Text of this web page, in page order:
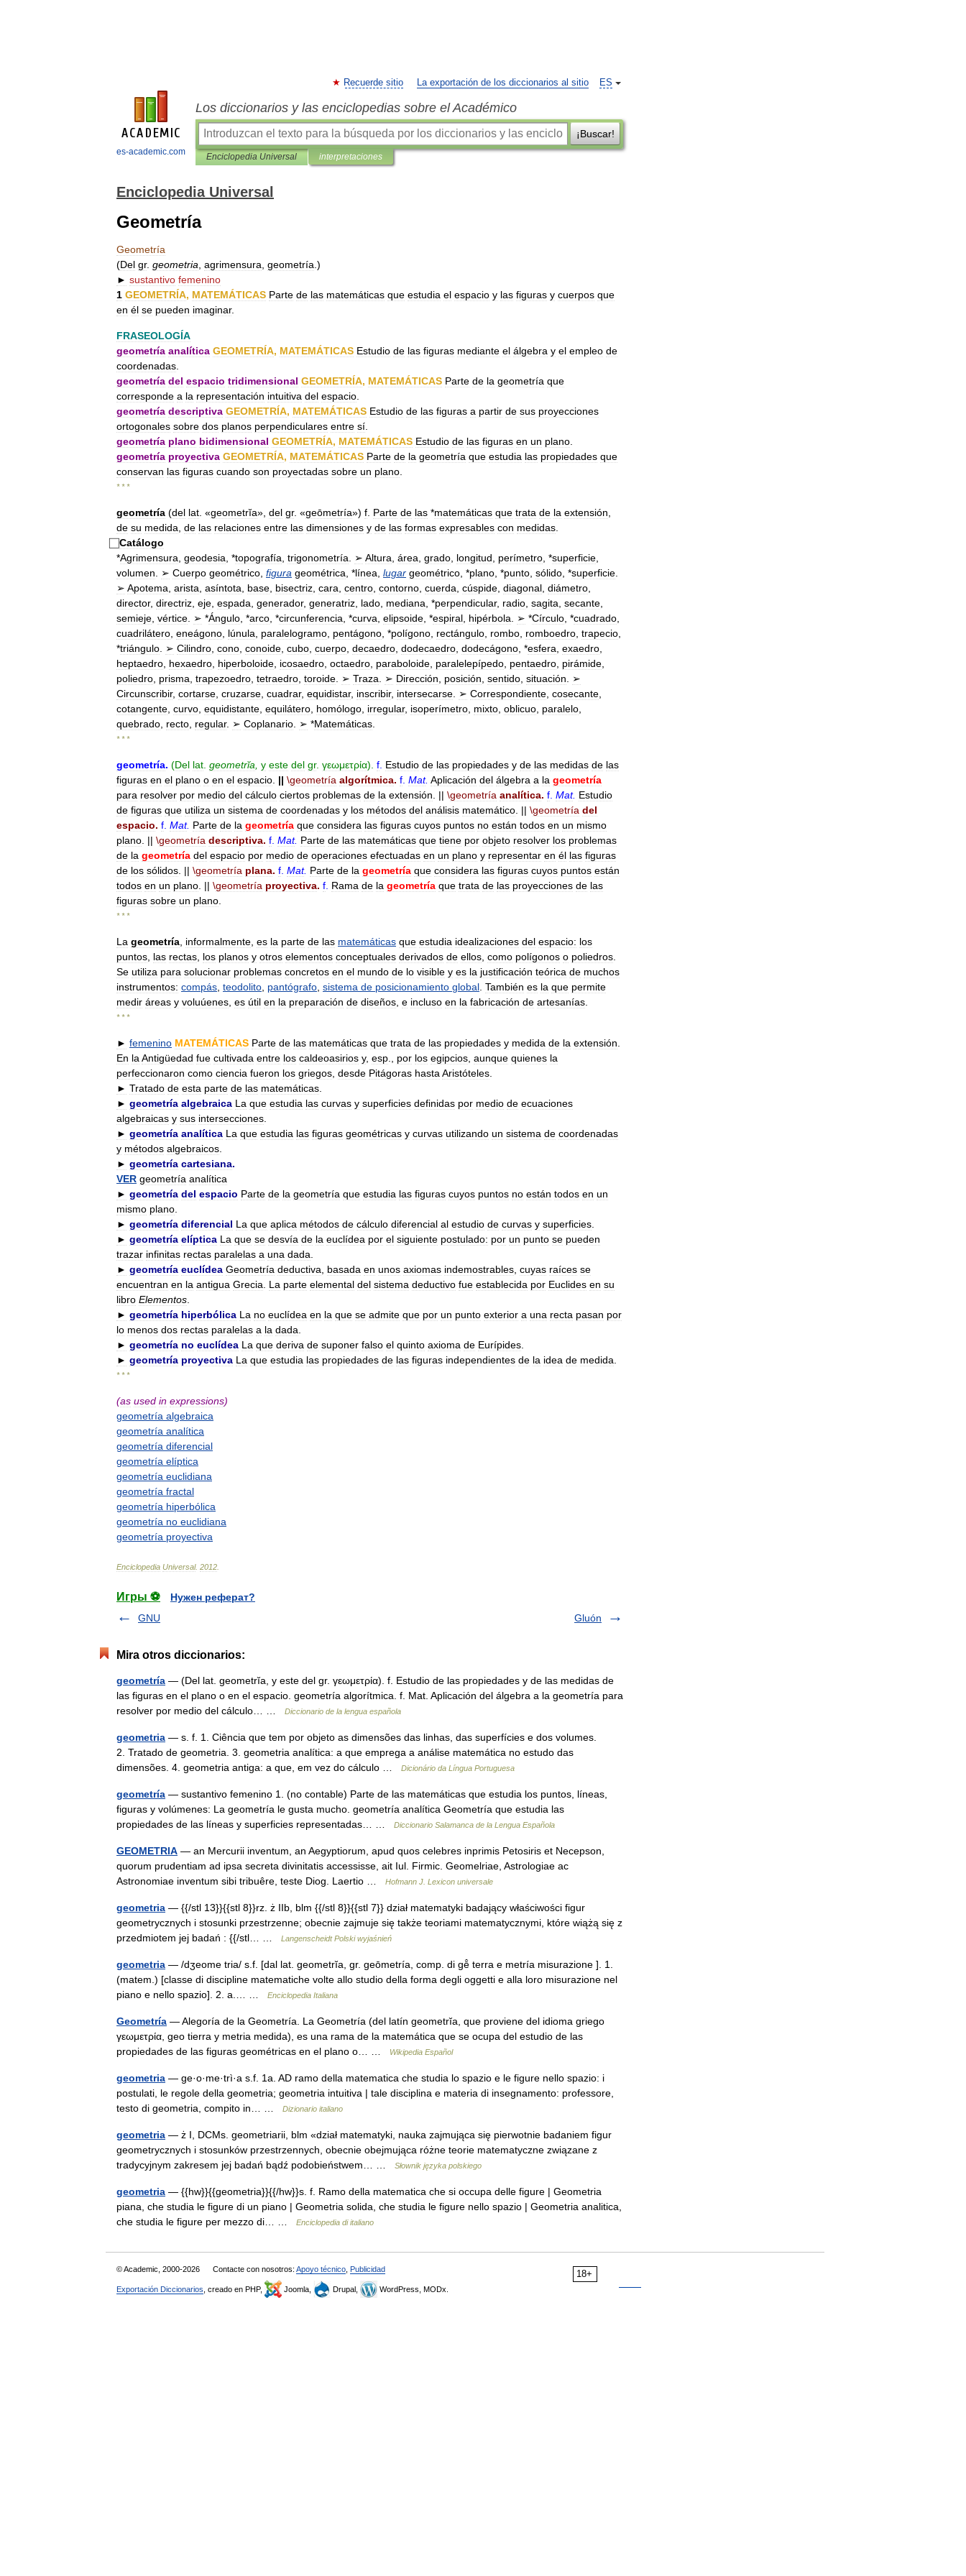
es-academic.com
ES
Recuerde sitio La exportación de los diccionarios al sitio
Los diccionarios y las enciclopedias sobre el Académico
¡Buscar!
Enciclopedia Universal interpretaciones
Enciclopedia Universal
Geometría
Geometría
(Del gr. geometria agrimensura geometría .)
► sustantivo femenino
1 GEOMETRÍA, MATEMÁTICAS Parte de las matemáticas que estudia el espacio y las figuras y cuerpos que
en él se pueden imaginar.
FRASEOLOGÍA
geometría analítica GEOMETRÍA, MATEMÁTICAS Estudio de las figuras mediante el álgebra y el empleo de
coordenadas
geometría del espacio tridimensional GEOMETRÍA, MATEMÁTICAS Parte de la geometría que
corresponde a la representación intuitiva del espacio
geometría descriptiva GEOMETRÍA, MATEMÁTICAS Estudio de las figuras a partir de sus proyecciones
ortogonales sobre dos planos perpendiculares entre sí
geometría plano bidimensional GEOMETRÍA, MATEMÁTICAS Estudio de las figuras en un plano
geometría proyectiva GEOMETRÍA, MATEMÁTICAS Parte de la geometría que estudia las propiedades que
conservan las figuras cuando son proyectadas sobre un plano
* * *
geometría (del lat . «geometrĭa», del gr. «geōmetría») f Parte de las *matemáticas que trata de la extensión
de su medida de las relaciones entre las dimensiones y de las formas expresables con medidas
Catálogo
*Agrimensura geodesia , *topografía trigonometría ➢ Altura área grado longitud perímetro , *superficie
volumen
➢ Cuerpo geométrico figura geométrica , *línea lugar geométrico , *plano , *punto sólido , *superficie
➢ Apotema arista asíntota base bisectriz cara centro contorno cuerda cúspide diagonal diámetro
director, directriz eje espada generador, generatriz lado mediana , *perpendicular, radio sagita secante
semieje vértice ➢ *Ángulo , *arco , *circunferencia , *curva elipsoide , *espiral hipérbola ➢ *Círculo , *cuadrado
cuadrilátero eneágono lúnula paralelogramo pentágono , *polígono rectángulo rombo romboedro trapecio
*triángulo ➢ Cilindro cono conoide cubo cuerpo decaedro dodecaedro dodecágono , *esfera exaedro
heptaedro hexaedro hiperboloide icosaedro octaedro paraboloide paralelepípedo pentaedro pirámide
poliedro prisma trapezoedro tetraedro toroide ➢ Traza ➢ Dirección posición sentido situación
➢
Circunscribir, cortarse cruzarse cuadrar, equidistar, inscribir, intersecarse ➢ Correspondiente cosecante
cotangente curvo equidistante equilátero homólogo irregular, isoperímetro mixto oblicuo paralelo
quebrado recto regular. ➢ Coplanario ➢ *Matemáticas
* * *
geometría. (Del lat geometrĭa y este del gr. γεωμετρία). f Estudio de las propiedades y de las medidas de las
figuras en el plano o en el espacio || \geometría algorítmica. f Mat. Aplicación del álgebra a la geometría
para resolver por medio del cálculo ciertos problemas de la extensión . || \geometría analítica. f Mat. Estudio
de figuras que utiliza un sistema de coordenadas y los métodos del análisis matemático . || \geometría del
espacio. f Mat. Parte de la geometría que considera las figuras cuyos puntos no están todos en un mismo
plano . || \geometría descriptiva. f Mat. Parte de las matemáticas que tiene por objeto resolver los problemas
de la geometría del espacio por medio de operaciones efectuadas en un plano y representar en él las figuras
de los sólidos . || \geometría plana. f Mat. Parte de la geometría que considera las figuras cuyos puntos están
todos en un plano . || \geometría proyectiva. f Rama de la geometría que trata de las proyecciones de las
figuras sobre un plano
* * *
La geometría informalmente es la parte de las matemáticas que estudia idealizaciones del espacio: los
puntos las rectas los planos y otros elementos conceptuales derivados de ellos como polígonos o poliedros
Se utiliza para solucionar problemas concretos en el mundo de lo visible y es la justificación teórica de muchos
instrumentos: compás teodolito pantógrafo sistema de posicionamiento global También es la que permite
medir áreas y voluúenes es útil en la preparación de diseños e incluso en la fabricación de artesanías
* * *
► femenino MATEMÁTICAS Parte de las matemáticas que trata de las propiedades y medida de la extensión
En la Antigüedad fue cultivada entre los caldeoasirios y, esp por los egipcios aunque quienes la
perfeccionaron como ciencia fueron los griegos desde Pitágoras hasta Aristóteles
► Tratado de esta parte de las matemáticas
► geometría algebraica La que estudia las curvas y superficies definidas por medio de ecuaciones
algebraicas y sus intersecciones
► geometría analítica La que estudia las figuras geométricas y curvas utilizando un sistema de coordenadas
y métodos algebraicos
► geometría cartesiana.
VER geometría analítica
► geometría del espacio Parte de la geometría que estudia las figuras cuyos puntos no están todos en un
mismo plano
► geometría diferencial La que aplica métodos de cálculo diferencial al estudio de curvas y superficies
► geometría elíptica La que se desvía de la euclídea por el siguiente postulado: por un punto se pueden
trazar infinitas rectas paralelas a una dada
► geometría euclídea Geometría deductiva basada en unos axiomas indemostrables cuyas raíces se
encuentran en la antigua Grecia La parte elemental del sistema deductivo fue establecida por Euclides en su
libro Elementos
► geometría hiperbólica La no euclídea en la que se admite que por un punto exterior a una recta pasan por
lo menos dos rectas paralelas a la dada
► geometría no euclídea La que deriva de suponer falso el quinto axioma de Eurípides
► geometría proyectiva La que estudia las propiedades de las figuras independientes de la idea de medida
* * *
(as used in expressions)
geometría algebraica
geometría analítica
geometría diferencial
geometría elíptica
geometría euclidiana
geometría fractal
geometría hiperbólica
geometría no euclidiana
geometría proyectiva
Enciclopedia Universal. 2012
Игры ⚽
Нужен реферат?
GNU
Gluón
Mira otros diccionarios:
geometría — (Del lat. geometrĭa, y este del gr. γεωμετρία). f. Estudio de las propiedades y de las medidas de
las figuras en el plano o en el espacio. geometría algorítmica. f. Mat. Aplicación del álgebra a la geometría para
resolver por medio del cálculo… …
Diccionario de la lengua española
geometria — s. f. 1. Ciência que tem por objeto as dimensões das linhas, das superfícies e dos volumes.
2. Tratado de geometria. 3. geometria analítica: a que emprega a análise matemática no estudo das
dimensões. 4. geometria antiga: a que, em vez do cálculo …
Dicionário da Língua Portuguesa
geometría — sustantivo femenino 1. (no contable) Parte de las matemáticas que estudia los puntos, líneas,
figuras y volúmenes: La geometría le gusta mucho. geometría analítica Geometría que estudia las
propiedades de las líneas y superficies representadas… …
Diccionario Salamanca de la Lengua Española
GEOMETRIA — an Mercurii inventum, an Aegyptiorum, apud quos celebres inprimis Petosiris et Necepson,
quorum prudentiam ad ipsa secreta divinitatis accessisse, ait Iul. Firmic. Geomelriae, Astrologiae ac
Astronomiae inventum sibi tribuêre, teste Diog. Laertio …
Hofmann J. Lexicon universale
geometria — {{/stl 13}}{{stl 8}}rz. ż IIb, blm {{/stl 8}}{{stl 7}} dział matematyki badający właściwości figur
geometrycznych i stosunki przestrzenne; obecnie zajmuje się także teoriami matematycznymi, które wiążą się z
przedmiotem jej badań : {{/stl… …
Langenscheidt Polski wyjaśnień
geometria — /dʒeome tria/ s.f. [dal lat. geometrĭa, gr. geōmetría, comp. di gē̂ terra e metría misurazione ]. 1.
(matem.) [classe di discipline matematiche volte allo studio della forma degli oggetti e alla loro misurazione nel
piano e nello spazio]. 2. a.… …
Enciclopedia Italiana
Geometría — Alegoría de la Geometría. La Geometría (del latín geometrĭa, que proviene del idioma griego
γεωμετρία, geo tierra y metria medida), es una rama de la matemática que se ocupa del estudio de las
propiedades de las figuras geométricas en el plano o… …
Wikipedia Español
geometria — ge·o·me·trì·a s.f. 1a. AD ramo della matematica che studia lo spazio e le figure nello spazio: i
postulati, le regole della geometria; geometria intuitiva | tale disciplina e materia di insegnamento: professore,
testo di geometria, compito in… …
Dizionario italiano
geometria — ż I, DCMs. geometriarii, blm «dział matematyki, nauka zajmująca się pierwotnie badaniem figur
geometrycznych i stosunków przestrzennych, obecnie obejmująca różne teorie matematyczne związane z
tradycyjnym zakresem jej badań bądź podobieństwem… …
Słownik języka polskiego
geometria — {{hw}}{{geometria}}{{/hw}}s. f. Ramo della matematica che si occupa delle figure | Geometria
piana, che studia le figure di un piano | Geometria solida, che studia le figure nello spazio | Geometria analitica,
che studia le figure per mezzo di… …
Enciclopedia di italiano
18+
© Academic, 2000-2026 Contacte con nosotros: Apoyo técnico Publicidad
Exportación Diccionarios , creado en PHP, Joomla, Drupal, WordPress, MODx.